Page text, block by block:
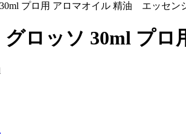
プロ用 アロマオイル 精油 エッセン
ロッソ 30ml プ